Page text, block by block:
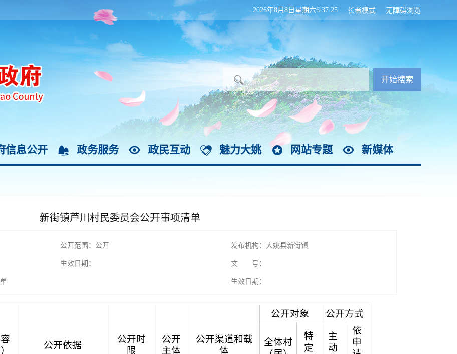
无障碍浏览
长者模式
2026年8月8日星期六6:37:25
信息公开 政务服务 政民互动 魅力大姚 网站专题 新媒体
新街镇芦川村民委员会公开事项清单
公开范围：公开 发布机构：大姚县新街镇
生效日期： 文 号：
生效日期：
公开依据
公开时
限
公开
主体
公开渠道和载
体
公开对象 公开方式
全体村
特
定
主
动
依
申